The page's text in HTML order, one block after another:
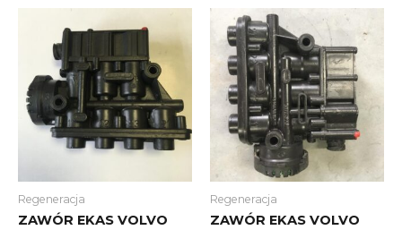
Regeneracja
ZAWÓR EKAS VOLVO
Regeneracja
ZAWÓR EKAS VOLVO